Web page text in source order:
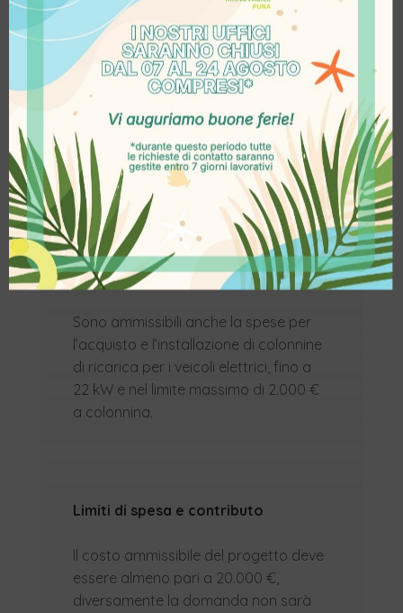
associati a spese tecniche per
l’adeguamento dell’infrastruttura di
rete, nei seguenti limiti percentuali
rispetto alle precedenti voci di
spesa ammissibile:
20% per gli impianti di potenza
nominale fino a 50 kWp;
15% per gli impianti di potenza
nominale oltre a 50 kWp fino a
100 kWp;
10% per gli impianti di potenza
nominale sopra i 100 kWp.
Sono ammissibili anche la spese per
l’acquisto e l’installazione di colonnine
di ricarica per i veicoli elettrici, fino a
22 kW e nel limite massimo di 2.000 €
a colonnina.
Limiti di spesa e contributo
Il costo ammissibile del progetto deve
essere almeno pari a 20.000 €,
diversamente la domanda non sarà